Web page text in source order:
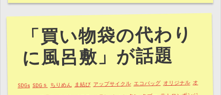
「買い物袋の代わり
に風呂敷」が話題
SDGs SDGｓ ちりめん ま結び アップサイクル エコバッグ オリジナル オ